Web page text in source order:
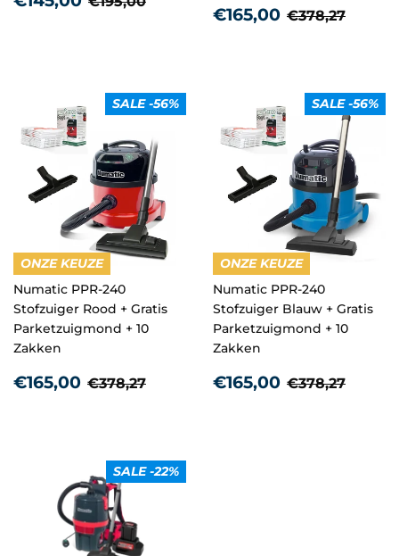
€165,00 €165,00
Normale
€378,27
ONZE KEUZE
SALE -56%
Numatic PPR-240
Stofzuiger Rood + Gratis
Parketzuigmond + 10
Zakken
Aanbiedingsprijs
€165,00 €165,00
Normale prijs
€378,27 €378,27
ONZE KEUZE
SALE -56%
Numatic PPR-240
Stofzuiger Blauw + Gratis
Parketzuigmond + 10
Zakken
€165,00 €165,00
Normale
€378,27
SALE -22%